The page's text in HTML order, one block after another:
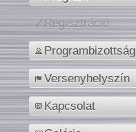
Regisztráció
Programbizottság
Versenyhelyszín
Kapcsolat